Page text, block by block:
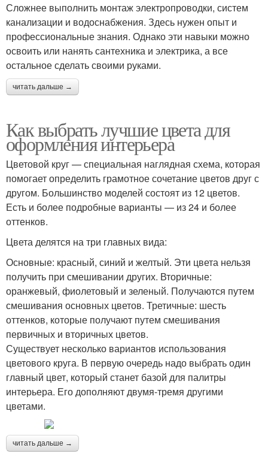
Сложнее выполнить монтаж электропроводки, систем
канализации и водоснабжения. Здесь нужен опыт и
профессиональные знания. Однако эти навыки можно
освоить или нанять сантехника и электрика, а все
остальное сделать своими руками.
читать дальше →
Как выбрать лучшие цвета для
оформления интерьера
Цветовой круг — специальная наглядная схема, которая
помогает определить грамотное сочетание цветов друг с
другом. Большинство моделей состоят из 12 цветов.
Есть и более подробные варианты — из 24 и более
оттенков.
Цвета делятся на три главных вида:
Основные: красный, синий и желтый. Эти цвета нельзя
получить при смешивании других. Вторичные:
оранжевый, фиолетовый и зеленый. Получаются путем
смешивания основных цветов. Третичные: шесть
оттенков, которые получают путем смешивания
первичных и вторичных цветов.
Существует несколько вариантов использования
цветового круга. В первую очередь надо выбрать один
главный цвет, который станет базой для палитры
интерьера. Его дополняют двумя-тремя другими
цветами.
читать дальше →